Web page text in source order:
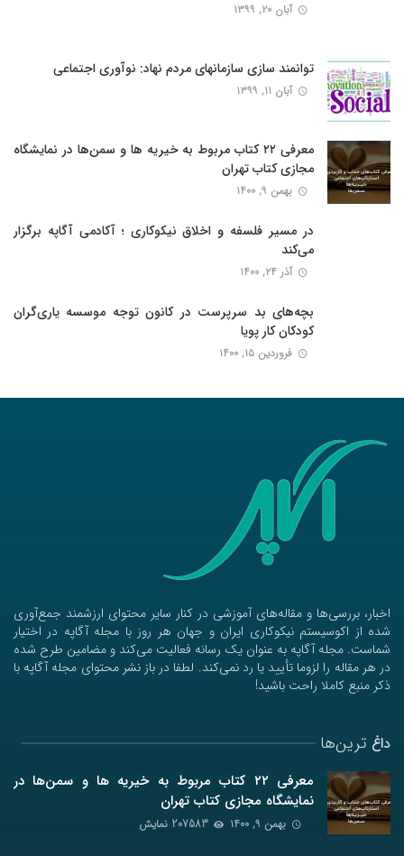
آبان ۲۰, ۱۳۹۹
توانمند سازی سازمانهای مردم نهاد: نوآوری اجتماعی
آبان ۱۱, ۱۳۹۹
معرفی ۲۲ کتاب مربوط به خیریه ها و سمن‌ها در نمایشگاه
مجازی کتاب تهران
بهمن ۹, ۱۴۰۰
در مسیر فلسفه و اخلاق نیکوکاری ؛ آکادمی آگاپه برگزار
می‌کند
آذر ۲۴, ۱۴۰۰
بچه‌های بد سرپرست در کانون توجه موسسه یاری‌گران
کودکان کار پویا
فروردین ۱۵, ۱۴۰۰
اخبار، بررسی‌ها و مقاله‌های آموزشی در کنار سایر محتوای ارزشمند جمع‌آوری
شده از اکوسیستم نیکوکاری ایران و جهان هر روز با مجله آگاپه در اختیار
شماست. مجله آگاپه به عنوان یک رسانه فعالیت می‌کند و مضامین طرح شده
در هر مقاله را لزوما تأیید یا رد نمی‌کند. لطفا در باز نشر محتوای مجله آگاپه با
ذکر منبع کاملا راحت باشید!
داغ ترین‌ها
معرفی ۲۲ کتاب مربوط به خیریه ها و سمن‌ها در
نمایشگاه مجازی کتاب تهران
بهمن ۹, ۱۴۰۰ 207583 نمایش